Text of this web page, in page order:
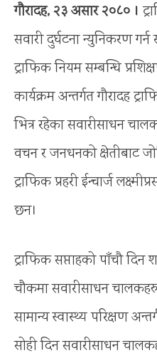
गौरादह, २३ असार २०८० ।
सवारी दुर्घटना न्युनिकरण
ट्राफिक नियम सम्बन्धि
कार्यक्रम अन्तर्गत गौरादह
भित्र रहेका सवारीसाधन
वचन र जनधनको क्षेतीबाट
ट्राफिक प्रहरी ईन्चार्ज
छन।
ट्राफिक सप्ताहको पाँचौ दिन
चौकमा सवारीसाधन
सामान्य स्वास्थ्य परिक्षण
सोही दिन सवारीसाधन